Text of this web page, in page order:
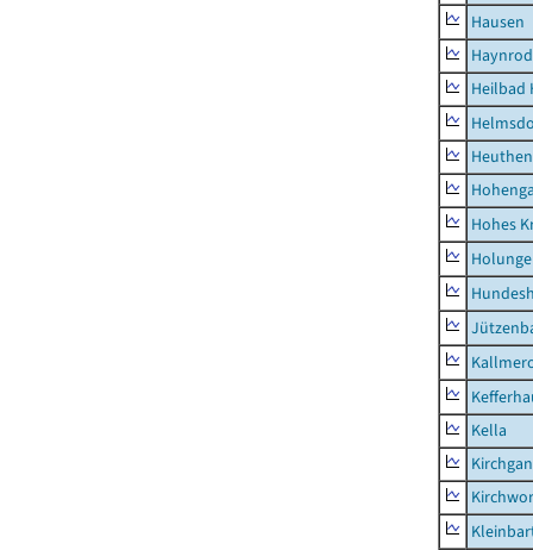
Hausen
Heilbad
Heuthen
Hohes
Kella